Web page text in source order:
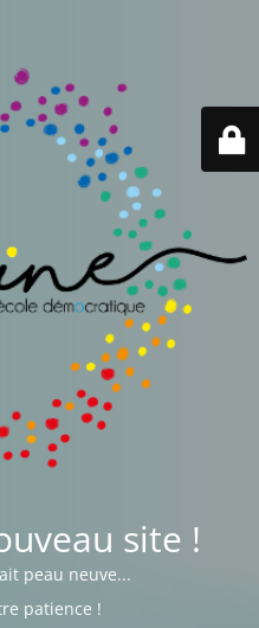
site !
peau neuve...
patience !